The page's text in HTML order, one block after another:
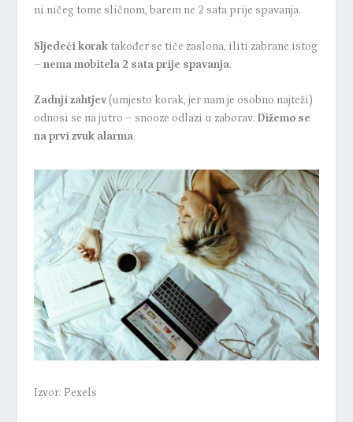
ni ničeg tome sličnom, barem ne 2 sata prije spavanja.
Sljedeći koraktakođer se tiče zaslona, iliti zabrane istog
– nema mobitela 2 sata prije spavanja.
Zadnji zahtjev(umjesto korak, jer nam je osobno najteži)
odnosi se na jutro – snooze odlazi u zaborav. Dižemo se
na prvi zvuk alarma.
Izvor: Pexels